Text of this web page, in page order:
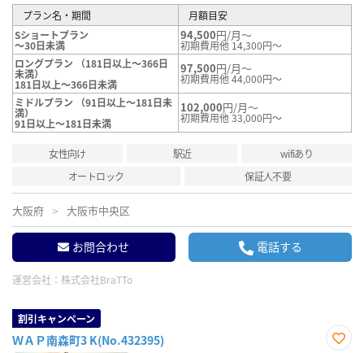
プラン名・期間
月額目安
Sショートプラン
～30日未満
94,500円/月～
初期費用他 14,300円～
ロングプラン （181日以上～366日
未満）
181日以上～366日未満
97,500円/月～
初期費用他 44,000円～
ミドルプラン （91日以上～181日未
満）
91日以上～181日未満
102,000円/月～
初期費用他 33,000円～
女性向け 駅近
wifiあり
オートロック
保証人不要
大阪府 大阪市中央区
お問合わせ 電話する
運営会社： 株式会社BraTTo
割引キャンペーン
ＷＡＰ南森町3 K(No.432395)